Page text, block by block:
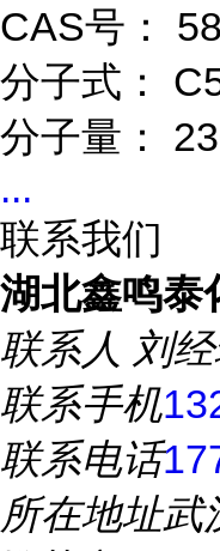
CAS号：
分子式：
分子量：
...
联系我们
湖北鑫鸣泰
联系人 刘
联系手机
联系电话
所在地址武